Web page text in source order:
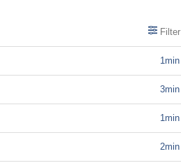
Filter
1min
3min
1min
2min